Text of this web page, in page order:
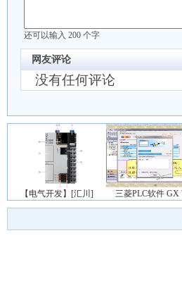
还可以输入 200 个字
网友评论
没有任何评论
【电气开发】[汇川] 三菱PLC软件 GX